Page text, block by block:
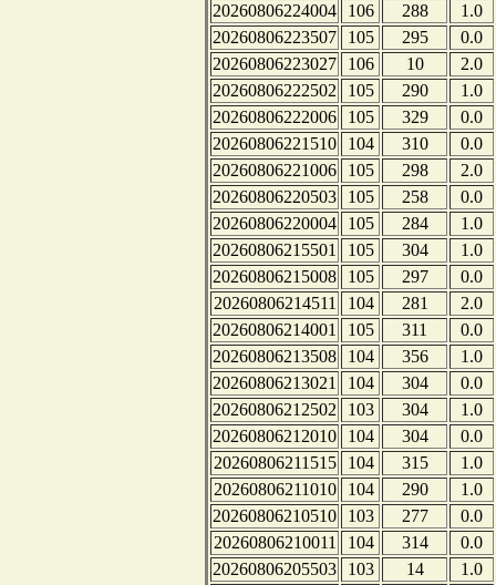
20260806224004
106 288
1.0
20260806223507
105 295
0.0
20260806223027
106 10
2.0
20260806222502
105 290
1.0
20260806222006
105 329
0.0
20260806221510
104 310
0.0
20260806221006
105 298
2.0
20260806220503
105 258
0.0
20260806220004
105 284
1.0
20260806215501
105 304
1.0
20260806215008
105 297
0.0
20260806214511
104 281
2.0
20260806214001
105 311
0.0
20260806213508
104 356
1.0
20260806213021
104 304
0.0
20260806212502
103 304
1.0
20260806212010
104 304
0.0
20260806211515
104 315
1.0
20260806211010
104 290
1.0
20260806210510
103 277
0.0
20260806210011
104 314
0.0
20260806205503
103 14
1.0